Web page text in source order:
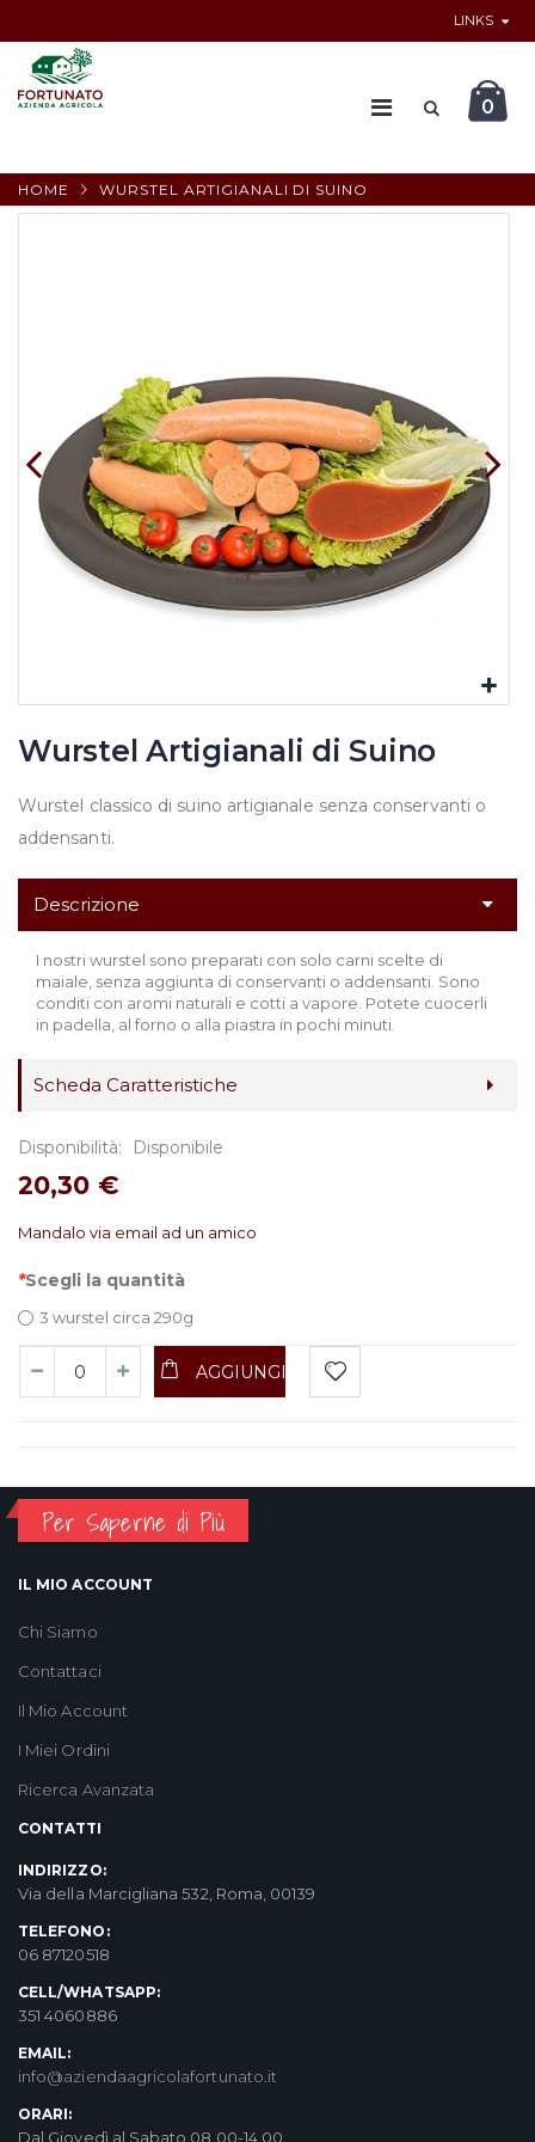
LINKS
0
HOME WURSTEL ARTIGIANALI DI SUINO
Wurstel Artigianali di Suino
Wurstel classico di suino artigianale senza conservanti o
addensanti.
Descrizione
I nostri wurstel sono preparati con solo carni scelte di
maiale, senza aggiunta di conservanti o addensanti. Sono
conditi con aromi naturali e cotti a vapore. Potete cuocerli
in padella, al forno o alla piastra in pochi minuti.
Scheda Caratteristiche
Disponibilità: Disponibile
20,30 €
Mandalo via email ad un amico
*Scegli la quantità
3 wurstel circa 290g
AGGIUNGI
Per Saperne di Più
IL MIO ACCOUNT
Chi Siamo
Contattaci
Il Mio Account
I Miei Ordini
Ricerca Avanzata
CONTATTI
INDIRIZZO:
Via della Marcigliana 532, Roma, 00139
TELEFONO:
06 87120518
CELL/WHATSAPP:
351 4060886
EMAIL:
info@aziendaagricolafortunato.it
ORARI:
Dal Giovedì al Sabato 08.00-14.00